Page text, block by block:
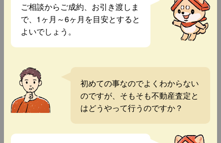
ご相談からご成約、お引き渡しま
で、1ヶ月～6ヶ月を目安とすると
よいでしょう。
初めての事なのでよくわからない
のですが、そもそも不動産査定と
はどうやって行うのですか？